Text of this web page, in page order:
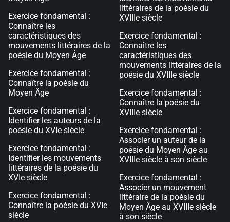
Exercice fondamental :
Connaître les
caractéristiques des
mouvements littéraires de la
poésie du Moyen Âge
Exercice fondamental :
Connaître la poésie du
Moyen Âge
Exercice fondamental :
Identifier les auteurs de la
poésie du XVIe siècle
Exercice fondamental :
Identifier les mouvements
littéraires de la poésie du
XVIe siècle
Exercice fondamental :
Connaître la poésie du XVIe
siècle
littéraires de la poésie du
XVIIIe siècle
Exercice fondamental :
Connaître les
caractéristiques des
mouvements littéraires de la
poésie du XVIIIe siècle
Exercice fondamental :
Connaître la poésie du
XVIIIe siècle
Exercice fondamental :
Associer un auteur de la
poésie du Moyen Âge au
XVIIIe siècle à son siècle
Exercice fondamental :
Associer un mouvement
littéraire de la poésie du
Moyen Âge au XVIIIe siècle
à son siècle